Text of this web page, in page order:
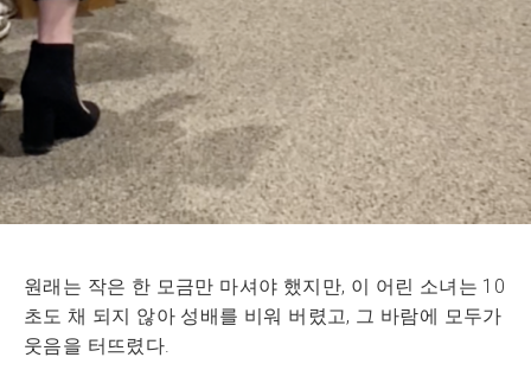
원래는 작은 한 모금만 마셔야 했지만, 이 어린 소녀는 10
초도 채 되지 않아 성배를 비워 버렸고, 그 바람에 모두가
웃음을 터뜨렸다.